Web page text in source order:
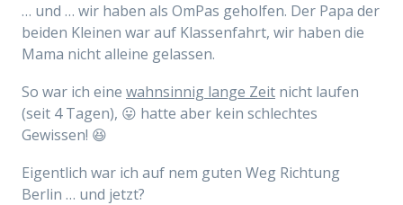
… und … wir haben als OmPas geholfen. Der Papa der
beiden Kleinen war auf Klassenfahrt, wir haben die
Mama nicht alleine gelassen.
So war ich eine wahnsinnig lange Zeit nicht laufen
(seit 4 Tagen), 😛 hatte aber kein schlechtes
Gewissen! 😆
Eigentlich war ich auf nem guten Weg Richtung
Berlin … und jetzt?